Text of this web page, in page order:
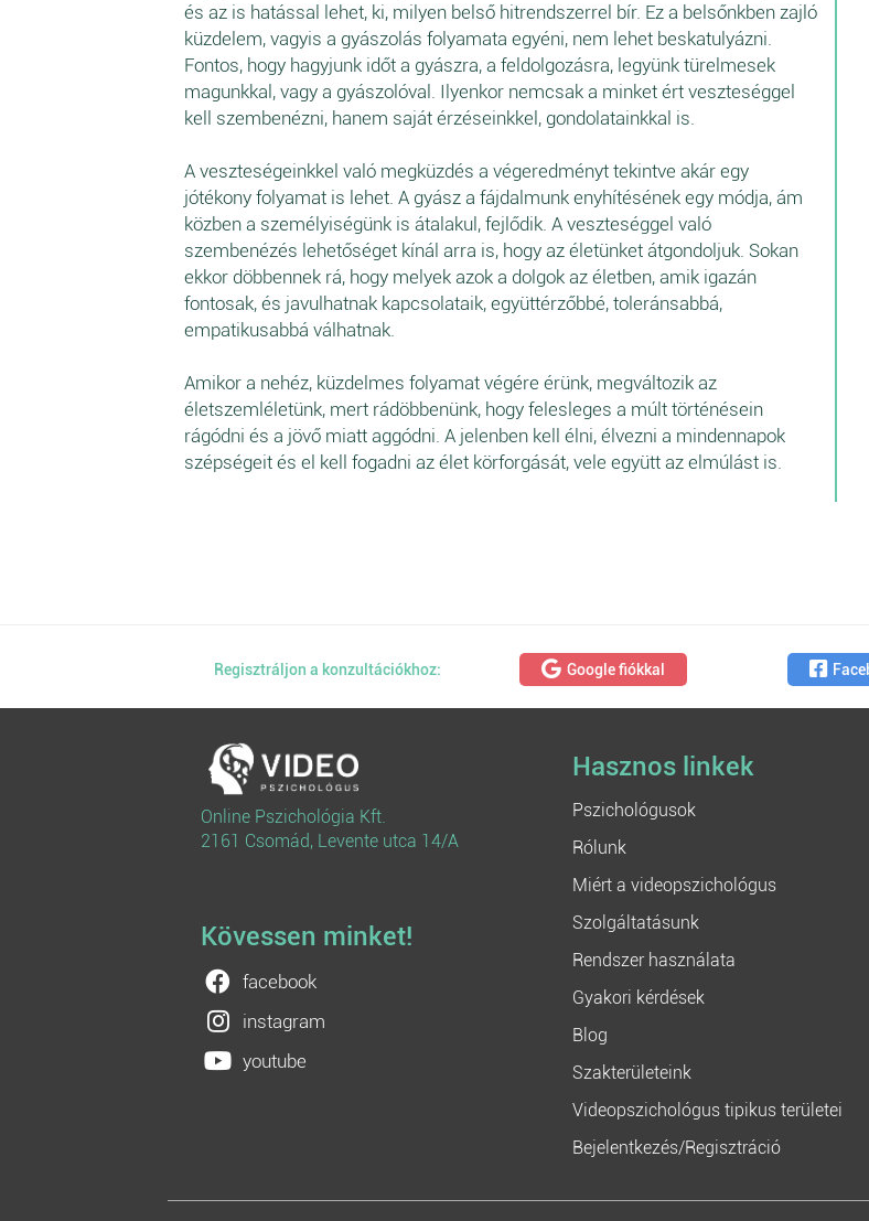
és az is hatással lehet, ki, milyen belső hitrendszerrel bír. Ez a belsőnkben zajló
küzdelem, vagyis a gyászolás folyamata egyéni, nem lehet beskatulyázni.
Fontos, hogy hagyjunk időt a gyászra, a feldolgozásra, legyünk türelmesek
magunkkal, vagy a gyászolóval. Ilyenkor nemcsak a minket ért veszteséggel
kell szembenézni, hanem saját érzéseinkkel, gondolatainkkal is.
A veszteségeinkkel való megküzdés a végeredményt tekintve akár egy
jótékony folyamat is lehet. A gyász a fájdalmunk enyhítésének egy módja, ám
közben a személyiségünk is átalakul, fejlődik. A veszteséggel való
szembenézés lehetőséget kínál arra is, hogy az életünket átgondoljuk. Sokan
ekkor döbbennek rá, hogy melyek azok a dolgok az életben, amik igazán
fontosak, és javulhatnak kapcsolataik, együttérzőbbé, toleránsabbá,
empatikusabbá válhatnak.
Amikor a nehéz, küzdelmes folyamat végére érünk, megváltozik az
életszemléletünk, mert rádöbbenünk, hogy felesleges a múlt történésein
rágódni és a jövő miatt aggódni. A jelenben kell élni, élvezni a mindennapok
szépségeit és el kell fogadni az élet körforgását, vele együtt az elmúlást is.
Regisztráljon a konzultációkhoz: Google fiókkal
Online Pszichológia Kft.
2161 Csomád, Levente utca 14/A
Kövessen minket!
facebook
instagram
youtube
Hasznos linkek
Pszichológusok
Rólunk
Miért a videopszichológus
Szolgáltatásunk
Rendszer használata
Gyakori kérdések
Blog
Szakterületeink
Videopszichológus tipikus területei
Bejelentkezés/Regisztráció